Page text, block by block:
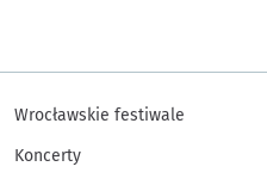
Wrocławskie festiwale
Koncerty